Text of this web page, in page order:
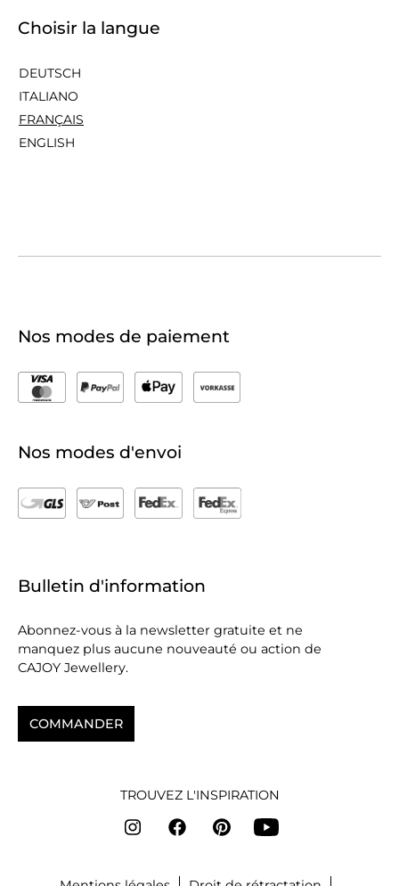
Choisir la langue
DEUTSCH
ITALIANO
FRANÇAIS
ENGLISH
Nos modes de paiement
Nos modes d'envoi
Bulletin d'information
Abonnez-vous à la newsletter gratuite et ne
manquez plus aucune nouveauté ou action de
CAJOY Jewellery.
COMMANDER
TROUVEZ L'INSPIRATION